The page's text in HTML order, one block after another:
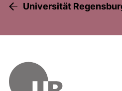
Universität